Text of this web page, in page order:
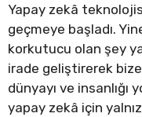
Yapay zekâ
geçmeye başladı.
korkutucu olan şey
irade geliştirerek
dünyayı ve insanlığı
yapay zekâ için